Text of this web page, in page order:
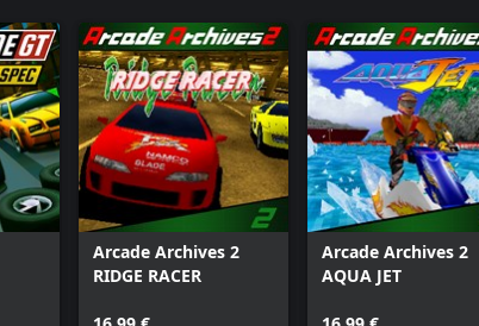
Arcade Archives 2
RIDGE RACER
Arcade Archives 2
AQUA JET